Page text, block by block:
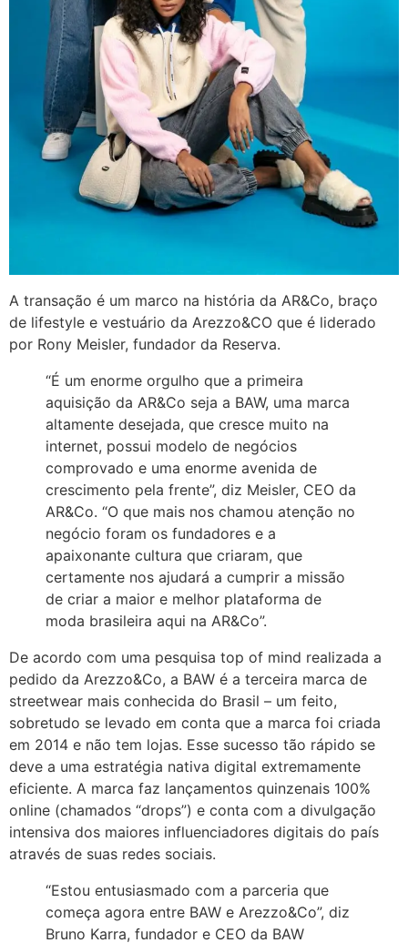
A transação é um marco na história da AR&Co, braço
de lifestyle e vestuário da Arezzo&CO que é liderado
por Rony Meisler, fundador da Reserva.
“É um enorme orgulho que a primeira
aquisição da AR&Co seja a BAW, uma marca
altamente desejada, que cresce muito na
internet, possui modelo de negócios
comprovado e uma enorme avenida de
crescimento pela frente”, diz Meisler, CEO da
AR&Co. “O que mais nos chamou atenção no
negócio foram os fundadores e a
apaixonante cultura que criaram, que
certamente nos ajudará a cumprir a missão
de criar a maior e melhor plataforma de
moda brasileira aqui na AR&Co”.
De acordo com uma pesquisa top of mind realizada a
pedido da Arezzo&Co, a BAW é a terceira marca de
streetwear mais conhecida do Brasil – um feito,
sobretudo se levado em conta que a marca foi criada
em 2014 e não tem lojas. Esse sucesso tão rápido se
deve a uma estratégia nativa digital extremamente
eficiente. A marca faz lançamentos quinzenais 100%
online (chamados “drops”) e conta com a divulgação
intensiva dos maiores influenciadores digitais do país
através de suas redes sociais.
“Estou entusiasmado com a parceria que
começa agora entre BAW e Arezzo&Co”, diz
Bruno Karra, fundador e CEO da BAW